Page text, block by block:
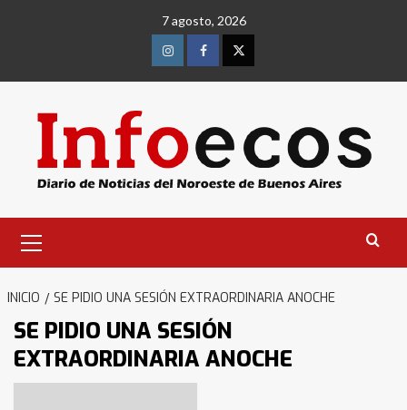
7 agosto, 2026
InstagramFacebookTwitter
primario
INICIO SE PIDIO UNA SESIÓN EXTRAORDINARIA ANOCHE
SE PIDIO UNA SESIÓN
EXTRAORDINARIA ANOCHE